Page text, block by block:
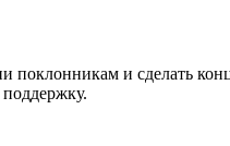
поклонникам и сделать